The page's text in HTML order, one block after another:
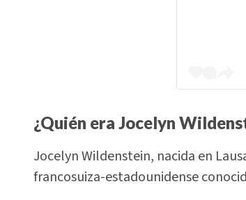
¿Quién era Jocelyn
Jocelyn Wildenstein, nacida en
francosuiza-estadounidense